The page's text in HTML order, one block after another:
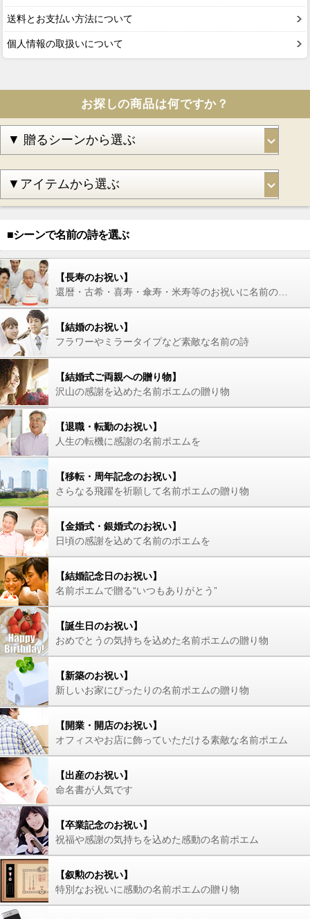
送料とお支払い方法について
個人情報の取扱いについて
お探しの商品は何ですか？
■シーンで名前の詩を選ぶ
【長寿のお祝い】
還暦・古希・喜寿・傘寿・米寿等のお祝いに名前の詩を
【結婚のお祝い】
フラワーやミラータイプなど素敵な名前の詩
【結婚式ご両親への贈り物】
沢山の感謝を込めた名前ポエムの贈り物
【退職・転勤のお祝い】
人生の転機に感謝の名前ポエムを
【移転・周年記念のお祝い】
さらなる飛躍を祈願して名前ポエムの贈り物
【金婚式・銀婚式のお祝い】
日頃の感謝を込めて名前のポエムを
【結婚記念日のお祝い】
名前ポエムで贈る“いつもありがとう”
【誕生日のお祝い】
おめでとうの気持ちを込めた名前ポエムの贈り物
【新築のお祝い】
新しいお家にぴったりの名前ポエムの贈り物
【開業・開店のお祝い】
オフィスやお店に飾っていただける素敵な名前ポエム
【出産のお祝い】
命名書が人気です
【卒業記念のお祝い】
祝福や感謝の気持ちを込めた感動の名前ポエム
【叙勲のお祝い】
特別なお祝いに感動の名前ポエムの贈り物